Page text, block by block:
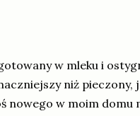
w mleku i
niż pieczony,
nowego w moim domu